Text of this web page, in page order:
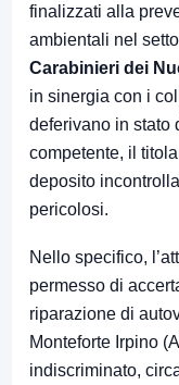
finalizzati alla
ambientali nel
Carabinieri dei
in sinergia con i
deferivano in stato
competente, il
deposito
pericolosi.
Nello specifico,
permesso di
riparazione di
Monteforte Irpino
indiscriminato,